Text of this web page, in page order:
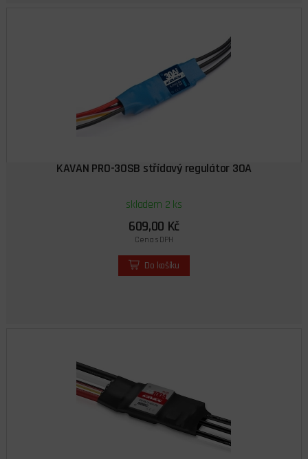
KAVAN PRO-30SB střídavý regulátor 30A
skladem 2 ks
609,00 Kč
Cena s DPH
Do košíku